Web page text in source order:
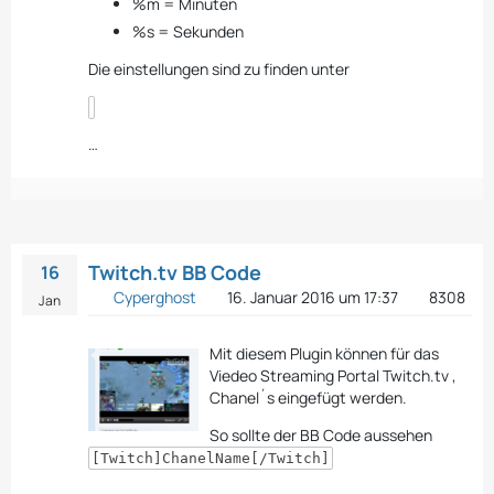
%s = Sekunden
Die einstellungen sind zu finden unter
…
16
Jan
Twitch.tv BB Code
Cyperghost 16. Januar 2016 um 17:37 8308
Mit diesem Plugin können für das
Viedeo Streaming Portal Twitch.tv ,
Chanel´s eingefügt werden.
So sollte der BB Code aussehen
[Twitch]ChanelName[/Twitch]